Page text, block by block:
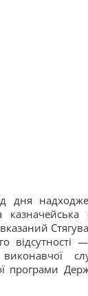
дня
казначейська
відсутності
програми